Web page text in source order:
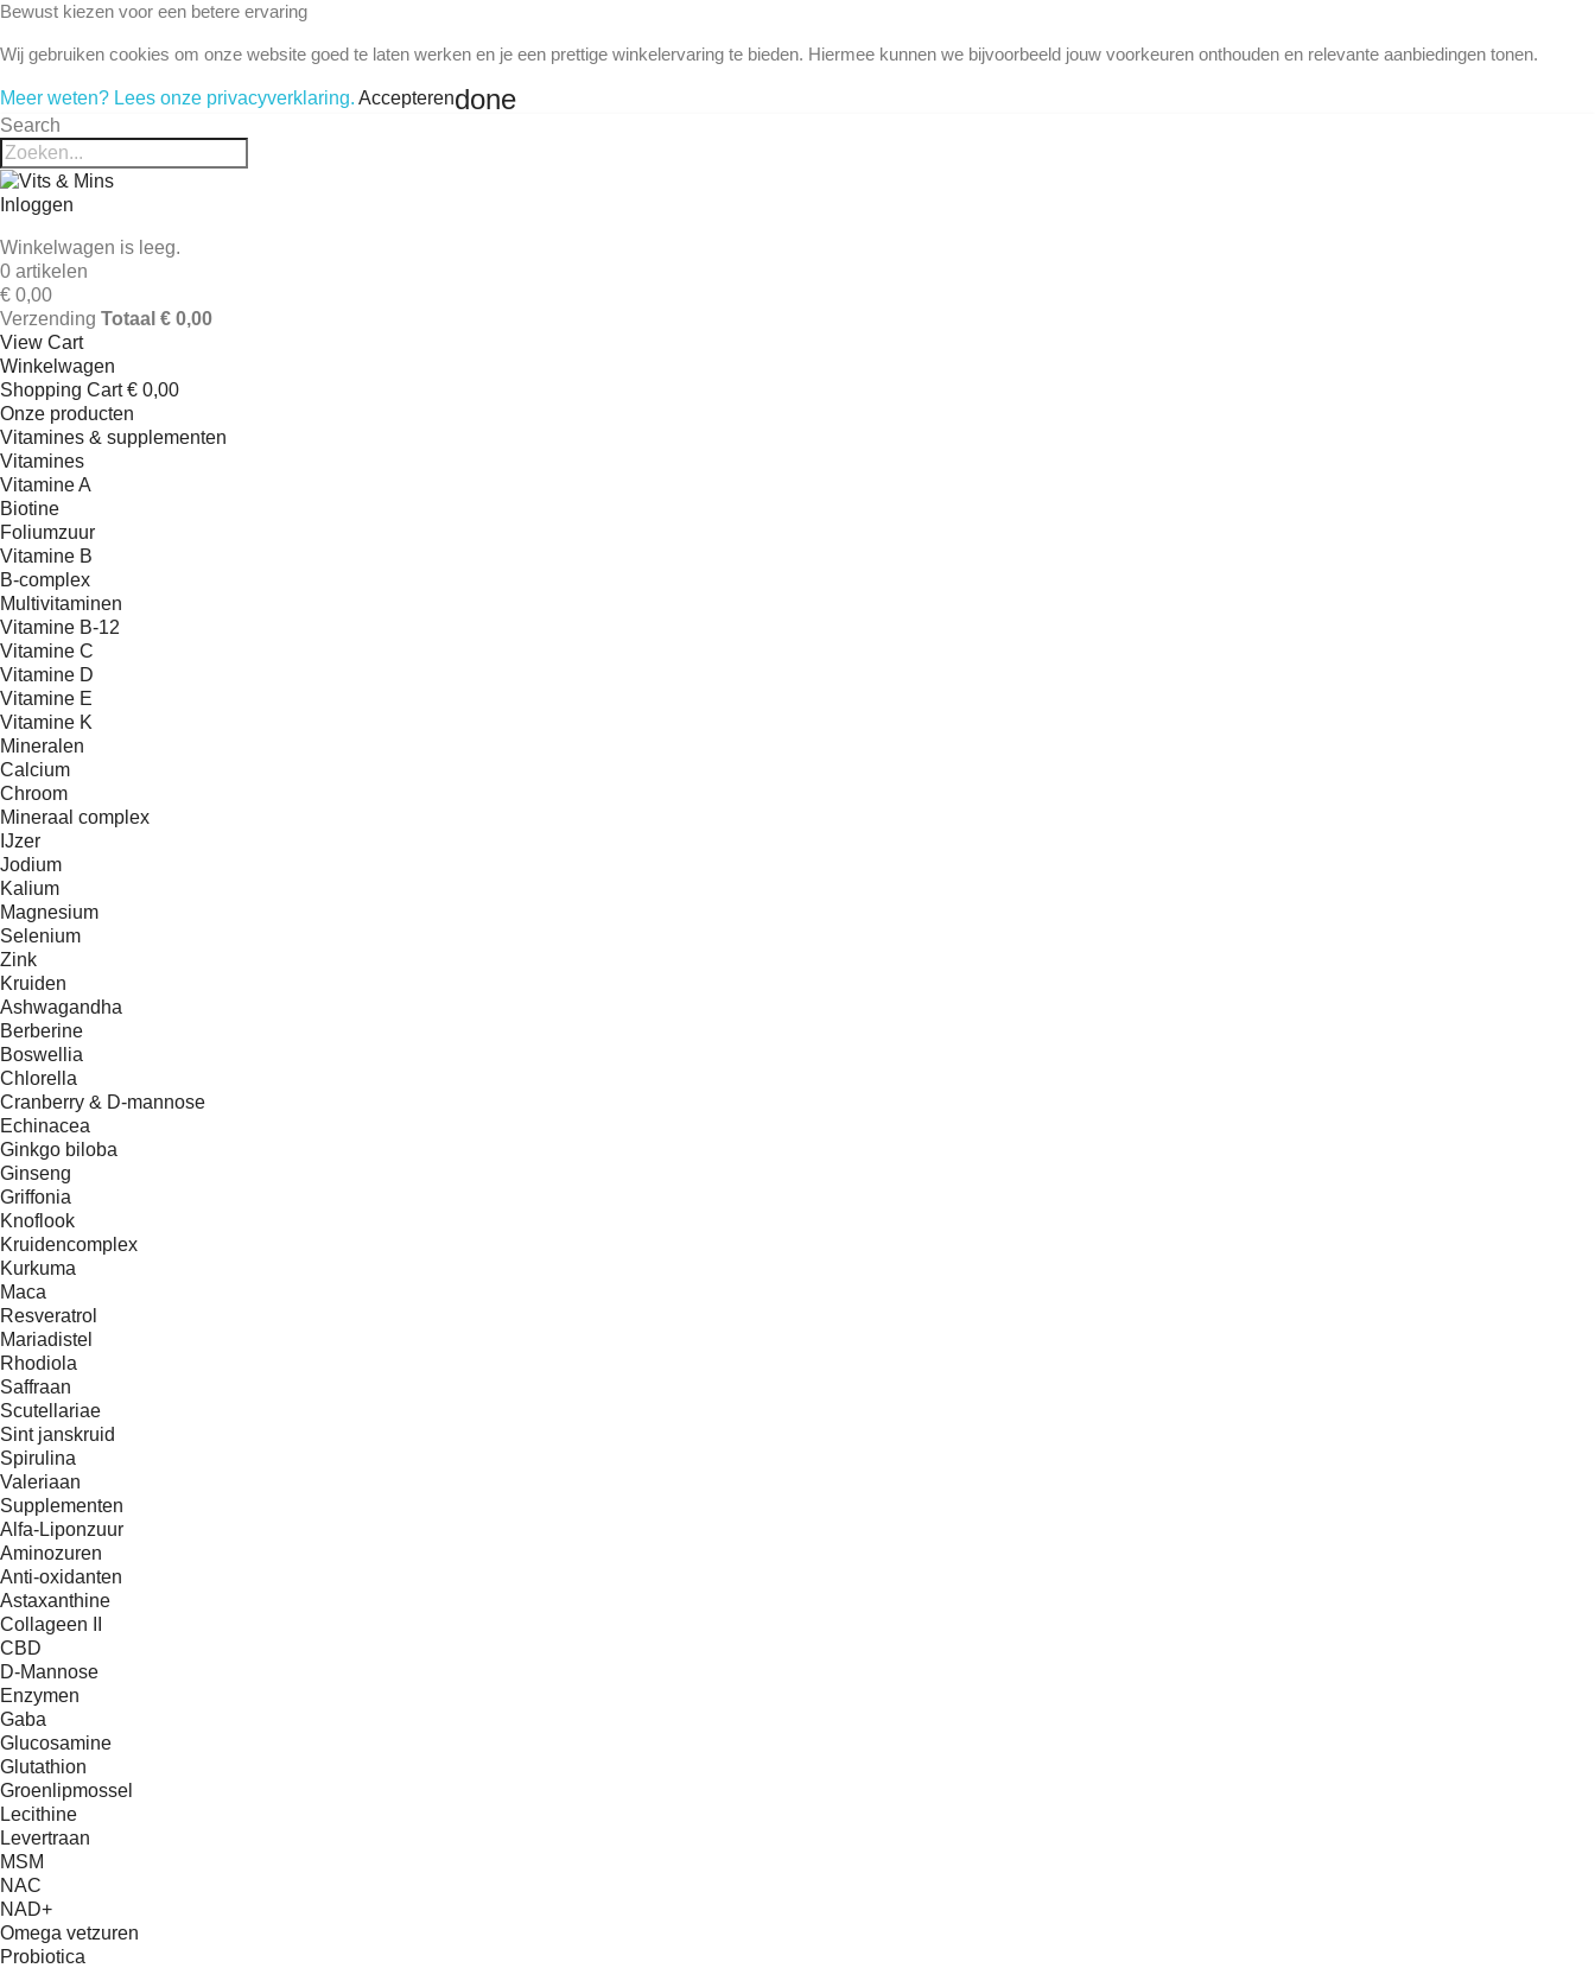
Bewust kiezen voor een betere ervaring
Wij gebruiken cookies om onze website goed te laten werken en je een prettige winkelervaring te bieden. Hiermee kunnen we bijvoorbeeld jouw voorkeuren onthouden en relevante aanbiedingen tonen.
Meer weten? Lees onze privacyverklaring. Accepterendone
Search
Inloggen
Winkelwagen is leeg.
0 artikelen
€ 0,00
Verzending Totaal € 0,00
View Cart
Winkelwagen
Shopping Cart € 0,00
Onze producten
Vitamines & supplementen
Vitamines
Vitamine A
Biotine
Foliumzuur
Vitamine B
B-complex
Multivitaminen
Vitamine B-12
Vitamine C
Vitamine D
Vitamine E
Vitamine K
Mineralen
Calcium
Chroom
Mineraal complex
IJzer
Jodium
Kalium
Magnesium
Selenium
Zink
Kruiden
Ashwagandha
Berberine
Boswellia
Chlorella
Cranberry & D-mannose
Echinacea
Ginkgo biloba
Ginseng
Griffonia
Knoflook
Kruidencomplex
Kurkuma
Maca
Resveratrol
Mariadistel
Rhodiola
Saffraan
Scutellariae
Sint janskruid
Spirulina
Valeriaan
Supplementen
Alfa-Liponzuur
Aminozuren
Anti-oxidanten
Astaxanthine
Collageen II
CBD
D-Mannose
Enzymen
Gaba
Glucosamine
Glutathion
Groenlipmossel
Lecithine
Levertraan
MSM
NAC
NAD+
Omega vetzuren
Probiotica